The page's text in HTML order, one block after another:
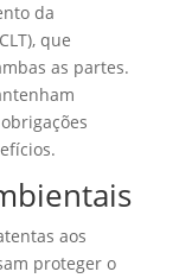
da
que
as partes.
aos
proteger o